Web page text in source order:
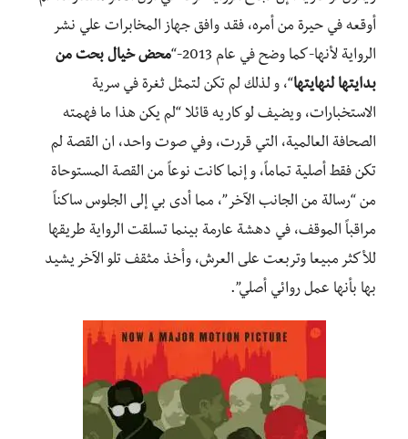
أوقعه في حيرة من أمره، فقد وافق جهاز المخابرات علي نشر
الرواية لأنها-كما وضح في عام 2013-“
محض خيال بحت من
بدايتها لنهايتها“، و لذلك لم تكن لتمثل ثغرة في سرية
الاستخبارات، ويضيف لو كاريه قائلا “لم يكن هذا ما فهمته
الصحافة العالمية، التي قررت، وفي صوت واحد، ان القصة لم
تكن فقط أصلية تماماً، و إنما كانت نوعاً من القصة المستوحاة
من “رسالة من الجانب الآخر”، مما أدى بي إلى الجلوس ساكناً
مراقباً الموقف، في دهشة عارمة بينما تسلقت الرواية طريقها
للأكثر مبيعا وتربعت على العرش، وأخذ مثقف تلو الآخر يشيد
بها بأنها عمل روائي أصلي”.